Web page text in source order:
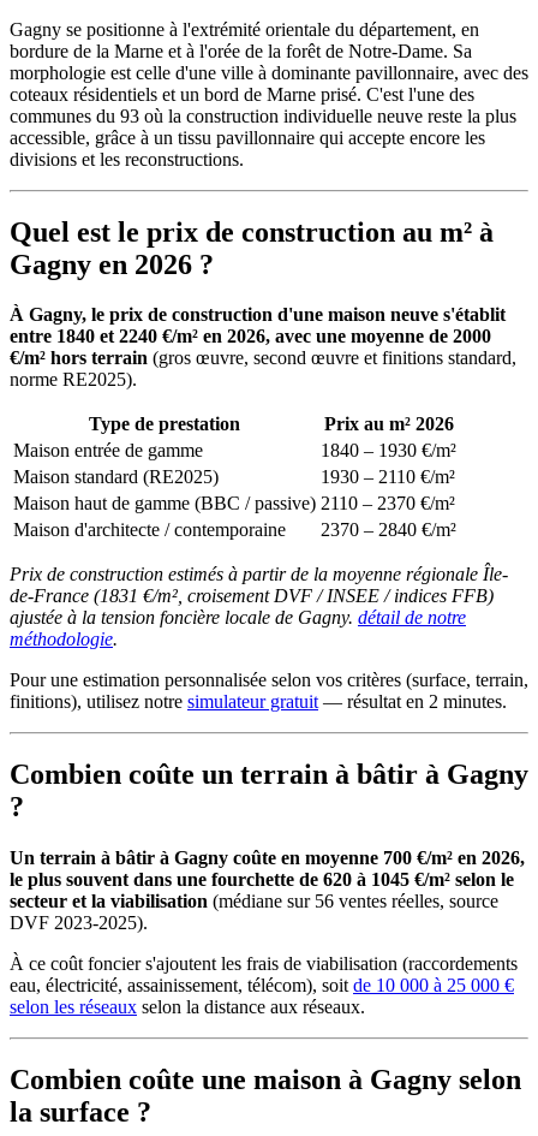
Gagny se positionne à l'extrémité orientale du département, en
bordure de la Marne et à l'orée de la forêt de Notre-Dame. Sa
morphologie est celle d'une ville à dominante pavillonnaire, avec des
coteaux résidentiels et un bord de Marne prisé. C'est l'une des
communes du 93 où la construction individuelle neuve reste la plus
accessible, grâce à un tissu pavillonnaire qui accepte encore les
divisions et les reconstructions.
Quel est le prix de construction au m² à
Gagny en 2026 ?
À Gagny, le prix de construction d'une maison neuve s'établit
entre 1840 et 2240 €/m² en 2026, avec une moyenne de 2000
€/m² hors terrain (gros œuvre, second œuvre et finitions standard,
norme RE2025).
Type de prestation
Prix au m² 2026
Maison entrée de gamme
1840 – 1930 €/m²
Maison standard (RE2025)
1930 – 2110 €/m²
Maison haut de gamme (BBC / passive) 2110 – 2370 €/m²
Maison d'architecte / contemporaine
2370 – 2840 €/m²
Prix de construction estimés à partir de la moyenne régionale Île-
de-France (1831 €/m², croisement DVF / INSEE / indices FFB)
ajustée à la tension foncière locale de Gagny. détail de notre
méthodologie.
Pour une estimation personnalisée selon vos critères (surface, terrain,
finitions), utilisez notre simulateur gratuit— résultat en 2 minutes.
Combien coûte un terrain à bâtir à Gagny
?
Un terrain à bâtir à Gagny coûte en moyenne 700 €/m² en 2026,
le plus souvent dans une fourchette de 620 à 1045 €/m² selon le
secteur et la viabilisation (médiane sur 56 ventes réelles, source
DVF 2023-2025).
À ce coût foncier s'ajoutent les frais de viabilisation (raccordements
eau, électricité, assainissement, télécom), soit de 10 000 à 25 000 €
selon les réseaux selon la distance aux réseaux.
Combien coûte une maison à Gagny selon
la surface ?